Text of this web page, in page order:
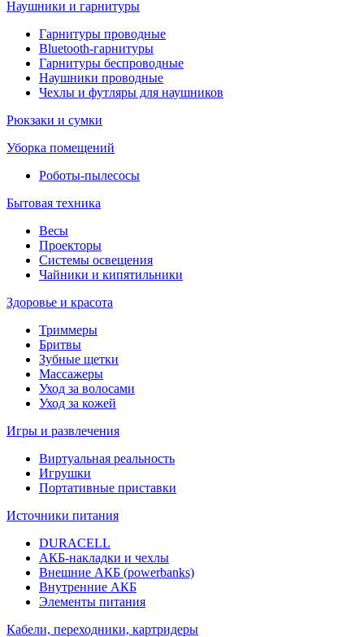
Наушники и гарнитуры
Гарнитуры проводные
Bluetooth-гарнитуры
Гарнитуры беспроводные
Наушники проводные
Чехлы и футляры для наушников
Рюкзаки и сумки
Уборка помещений
Роботы-пылесосы
Бытовая техника
Весы
Проекторы
Системы освещения
Чайники и кипятильники
Здоровье и красота
Триммеры
Бритвы
Зубные щетки
Массажеры
Уход за волосами
Уход за кожей
Игры и развлечения
Виртуальная реальность
Игрушки
Портативные приставки
Источники питания
DURACELL
АКБ-накладки и чехлы
Внешние АКБ (powerbanks)
Внутренние АКБ
Элементы питания
Кабели, переходники, картридеры